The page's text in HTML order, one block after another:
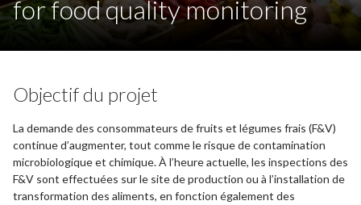
for food quality monitoring
Objectif du projet
La demande des consommateurs de fruits et légumes frais (F&V)
continue d’augmenter, tout comme le risque de contamination
microbiologique et chimique. À l’heure actuelle, les inspections des
F&V sont effectuées sur le site de production ou à l’installation de
transformation des aliments, en fonction également des